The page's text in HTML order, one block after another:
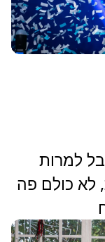
למרות
לא כולם פה